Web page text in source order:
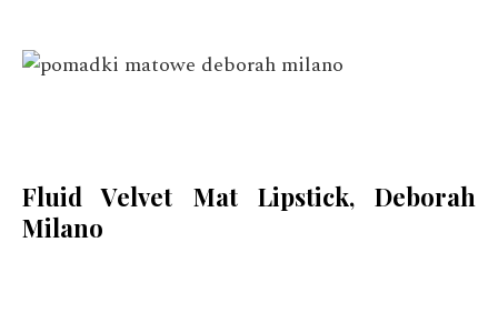
Fluid Velvet Mat Lipstick, Deborah
Milano